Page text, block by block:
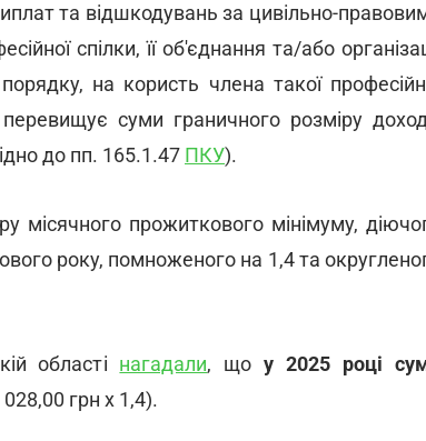
та відшкодувань за цивільно-
спілки, її об'єднання та/або
на користь члена такої
суми граничного розміру
до пп. 165.1.47 ПКУ).
місячного прожиткового мінімуму,
року, помноженого на 1,4 та
області нагадали, щоу 2025 році
028,00 грн х 1,4).